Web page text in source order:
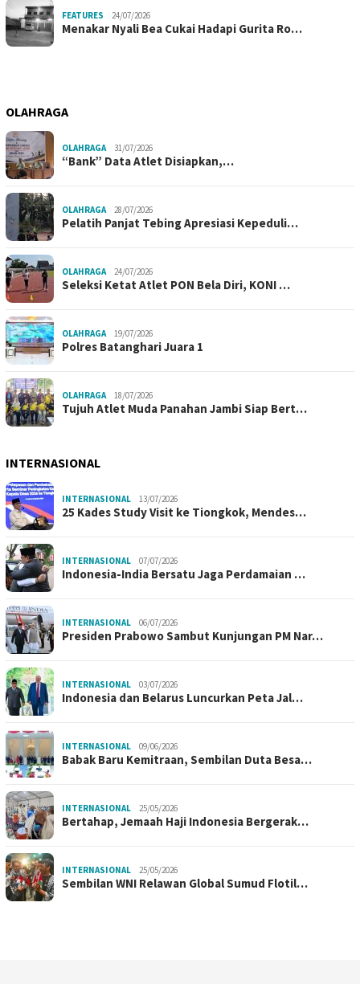
FEATURES 24/07/2026
Menakar Nyali Bea Cukai Hadapi Gurita Ro…
OLAHRAGA
OLAHRAGA 31/07/2026
“Bank” Data Atlet Disiapkan,…
OLAHRAGA 28/07/2026
Pelatih Panjat Tebing Apresiasi Kepeduli…
OLAHRAGA 24/07/2026
Seleksi Ketat Atlet PON Bela Diri, KONI …
OLAHRAGA 19/07/2026
Polres Batanghari Juara 1
OLAHRAGA 18/07/2026
Tujuh Atlet Muda Panahan Jambi Siap Bert…
INTERNASIONAL
INTERNASIONAL 13/07/2026
25 Kades Study Visit ke Tiongkok, Mendes…
INTERNASIONAL 07/07/2026
Indonesia-India Bersatu Jaga Perdamaian …
INTERNASIONAL 06/07/2026
Presiden Prabowo Sambut Kunjungan PM Nar…
INTERNASIONAL 03/07/2026
Indonesia dan Belarus Luncurkan Peta Jal…
INTERNASIONAL 09/06/2026
Babak Baru Kemitraan, Sembilan Duta Besa…
INTERNASIONAL 25/05/2026
Bertahap, Jemaah Haji Indonesia Bergerak…
INTERNASIONAL 25/05/2026
Sembilan WNI Relawan Global Sumud Flotil…